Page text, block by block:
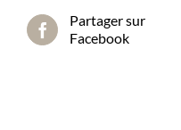
Partager sur
Facebook